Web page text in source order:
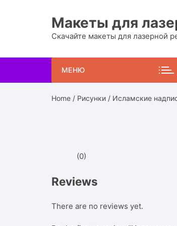
Макеты для
Скачайте макеты для лазерной
МЕНЮ
Home / Рисунки / Исламские
(0)
Reviews
There are no reviews yet.